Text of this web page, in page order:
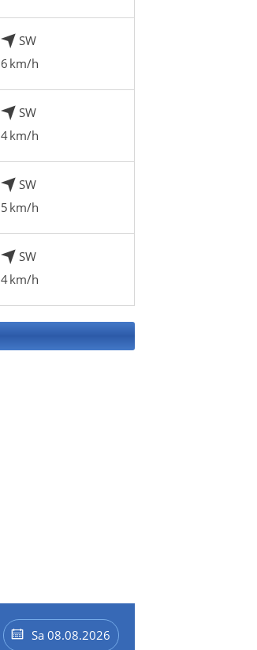
SW
6 km/h
SW
4 km/h
SW
5 km/h
SW
4 km/h
Sa 08.08.2026